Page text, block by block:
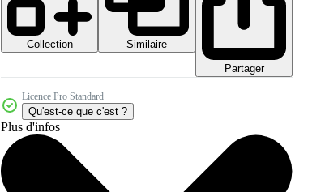
Collection
Similaire
Partager
Licence Pro Standard
Qu'est-ce que c'est ?
Plus d'infos